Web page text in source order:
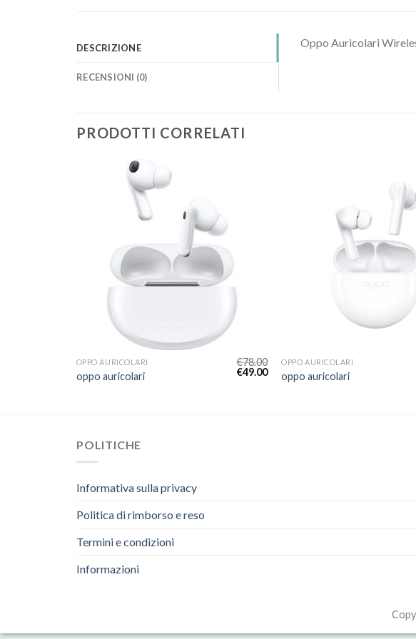
DESCRIZIONE
RECENSIONI (0)
Oppo Auricolari
PRODOTTI CORRELATI
OPPO AURICOLARI
oppo auricolari
€78.00
€49.00
OPPO AURICOLARI
oppo auricolari
POLITICHE
Informativa sulla privacy
Politica di rimborso e reso
Termini e condizioni
Informazioni